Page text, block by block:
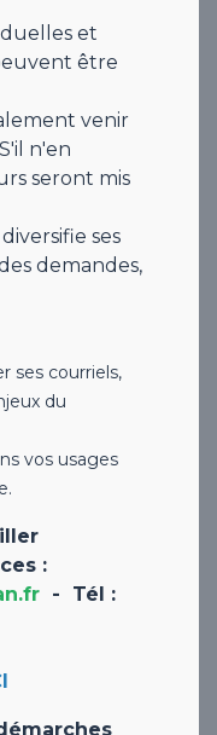
et
être
venir
n'en
seront mis
ses
demandes,
ses courriels,
du
vos usages
:
- Tél :